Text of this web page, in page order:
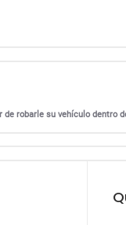
robarle su vehículo dentro